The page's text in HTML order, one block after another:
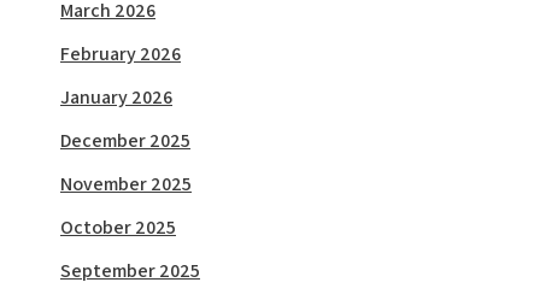
March 2026
February 2026
January 2026
December 2025
November 2025
October 2025
September 2025